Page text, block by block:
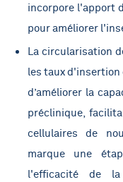
incorpore l'apport
pour améliorer
La circularisation
les taux d'insertion
d’améliorer la
préclinique,
cellulaires de
marque une
l'efficacité de